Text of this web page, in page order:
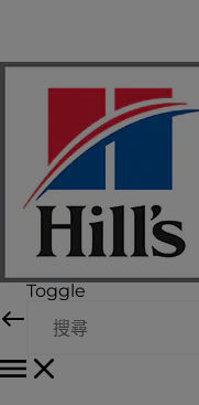
Toggle